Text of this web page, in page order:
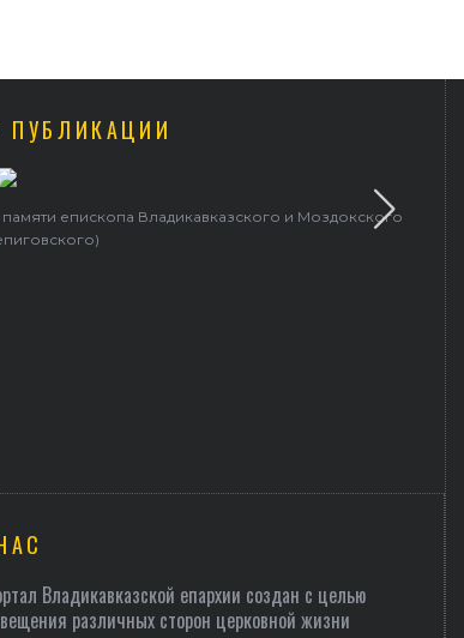
ПУБЛИКАЦИИ
епископа Владикавказского и Моздокского
Владикавказской епархии создан c целью
различных сторон церковной жизни